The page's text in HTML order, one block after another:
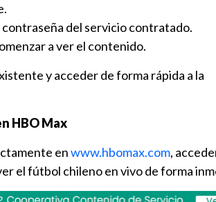
del servicio contratado.
a ver el contenido.
y acceder de forma rápida a la
HBO Max
enwww.hbomax.com,
el fútbol chileno en vivo de forma